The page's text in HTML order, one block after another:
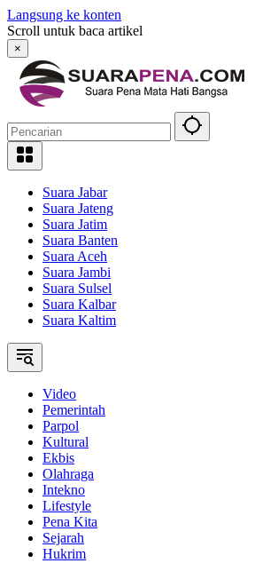
Langsung ke konten
Scroll untuk baca artikel
×
Suara Jabar
Suara Jateng
Suara Jatim
Suara Banten
Suara Aceh
Suara Jambi
Suara Sulsel
Suara Kalbar
Suara Kaltim
Video
Pemerintah
Parpol
Kultural
Ekbis
Olahraga
Intekno
Lifestyle
Pena Kita
Sejarah
Hukrim